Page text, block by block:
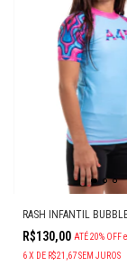
RASH INFANTIL
R$130,00 ATÉ 20% OFF
6X DE R$21,67SEM JUROS